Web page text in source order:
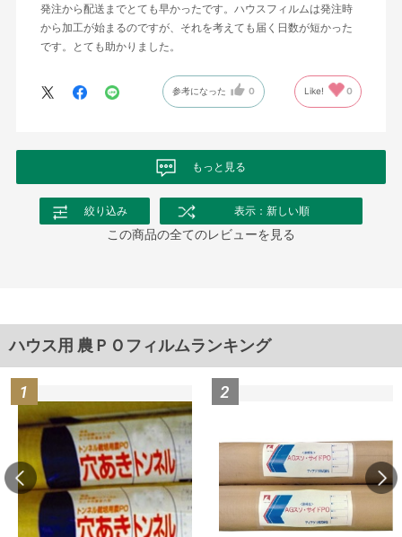
発注から配送までとても早かったです。ハウスフィルムは発注時
から加工が始まるのですが、それを考えても届く日数が短かった
です。とても助かりました。
参考になった 0 Like! 0
もっと見る
絞り込み 表示：新しい順
この商品の全てのレビューを見る
ハウス用 農ＰＯフィルムランキング